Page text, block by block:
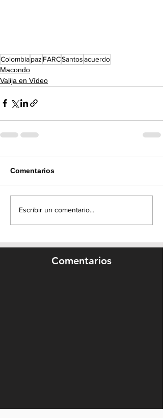
Colombiapaz FARCSantosacuerdo
Macondo
Valija en Vídeo
Comentarios
Escribir un comentario...
Comentarios